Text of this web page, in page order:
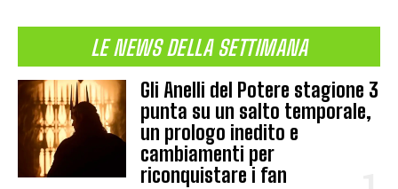
LE NEWS DELLA SETTIMANA
Gli Anelli del Potere stagione 3
punta su un salto temporale,
un prologo inedito e
cambiamenti per
riconquistare i fan